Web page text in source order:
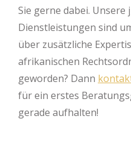
Sie gerne dabei. Unsere
Dienstleistungen sind
über zusätzliche
afrikanischen
geworden? Dann
für ein erstes
gerade aufhalten!